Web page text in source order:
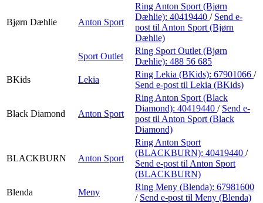
Bjørn Dæhlie Anton Sport
Ring Anton Sport (Bjørn
Dæhlie): 40419440 / Send e-
post til Anton Sport (Bjørn
Dæhlie)
Sport Outlet
Ring Sport Outlet (Bjørn
Dæhlie): 488 56 685
BKids
Lekia
Ring Lekia (BKids): 67901066 /
Send e-post til Lekia (BKids)
Black Diamond Anton Sport
Ring Anton Sport (Black
Diamond): 40419440 / Send e-
post til Anton Sport (Black
Diamond)
BLACKBURN Anton Sport
Ring Anton Sport
(BLACKBURN): 40419440 /
Send e-post til Anton Sport
(BLACKBURN)
Blenda
Meny
Ring Meny (Blenda): 67981600
/ Send e-post til Meny (Blenda)